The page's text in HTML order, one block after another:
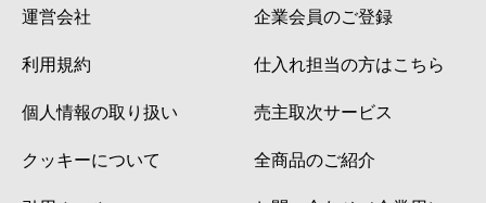
運営会社
利用規約
個人情報の取り扱い
クッキーについて
企業会員のご登録
仕入れ担当の方はこちら
売主取次サービス
全商品のご紹介